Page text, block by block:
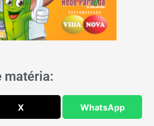
matéria:
X WhatsApp